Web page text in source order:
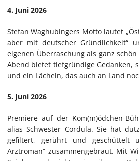
4. Juni 2026
Stefan Waghubingers Motto lautet
aber mit deutscher Gründlichkeit“
eigenen Überraschung als ganz
Abend bietet tiefgründige Gedanken,
und ein Lächeln, das auch an Land
5. Juni 2026
Premiere auf der Kom(m)ödchen-
alias Schwester Cordula. Sie hat
gefiltert, gerührt und geschüttelt
Arztroman“ zusammengebraut. Mit